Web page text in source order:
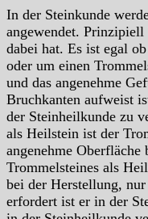
In der Steinkunde
angewendet.
dabei hat. Es ist egal
oder um einen
und das angenehme
Bruchkanten aufweist
der Steinheilkunde zu
als Heilstein ist der
angenehme
Trommelsteines als
bei der Herstellung,
erfordert ist er in der